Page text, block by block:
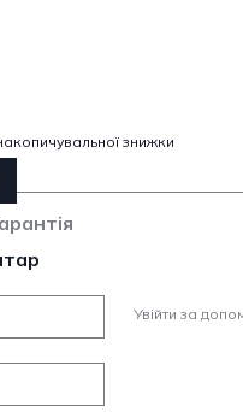
знижки
Увійти за